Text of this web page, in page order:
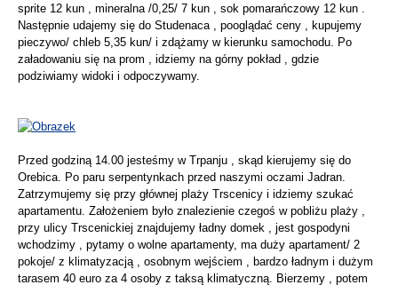
sprite 12 kun , mineralna /0,25/ 7 kun , sok pomarańczowy 12 kun .
Następnie udajemy się do Studenaca , pooglądać ceny , kupujemy
pieczywo/ chleb 5,35 kun/ i zdążamy w kierunku samochodu. Po
załadowaniu się na prom , idziemy na górny pokład , gdzie
podziwiamy widoki i odpoczywamy.
Przed godziną 14.00 jesteśmy w Trpanju , skąd kierujemy się do
Orebica. Po paru serpentynkach przed naszymi oczami Jadran.
Zatrzymujemy się przy głównej plaży Trscenicy i idziemy szukać
apartamentu. Założeniem było znalezienie czegoś w pobliżu plaży ,
przy ulicy Trscenickiej znajdujemy ładny domek , jest gospodyni
wchodzimy , pytamy o wolne apartamenty, ma duży apartament/ 2
pokoje/ z klimatyzacją , osobnym wejściem , bardzo ładnym i dużym
tarasem 40 euro za 4 osoby z taksą klimatyczną. Bierzemy , potem